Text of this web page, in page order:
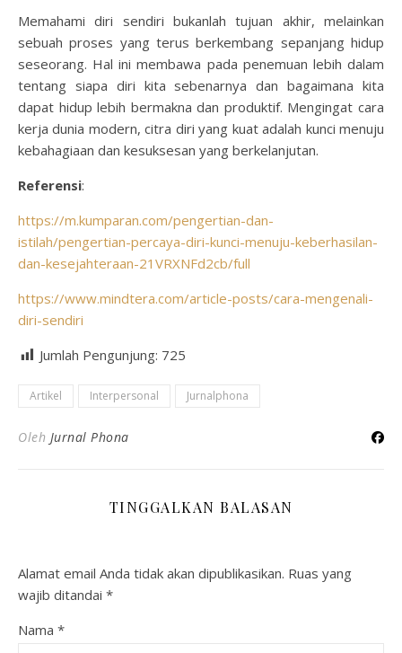
Memahami diri sendiri bukanlah tujuan akhir, melainkan
sebuah proses yang terus berkembang sepanjang hidup
seseorang. Hal ini membawa pada penemuan lebih dalam
tentang siapa diri kita sebenarnya dan bagaimana kita
dapat hidup lebih bermakna dan produktif. Mengingat cara
kerja dunia modern, citra diri yang kuat adalah kunci menuju
kebahagiaan dan kesuksesan yang berkelanjutan.
Referensi:
https://m.kumparan.com/pengertian-dan-
istilah/pengertian-percaya-diri-kunci-menuju-keberhasilan-
dan-kesejahteraan-21VRXNFd2cb/full
https://www.mindtera.com/article-posts/cara-mengenali-
diri-sendiri
Jumlah Pengunjung: 725
Artikel Interpersonal Jurnalphona
Oleh Jurnal Phona
TINGGALKAN BALASAN
Alamat email Anda tidak akan dipublikasikan. Ruas yang
wajib ditandai *
Nama *